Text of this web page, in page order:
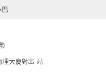
)
大廈對出 站